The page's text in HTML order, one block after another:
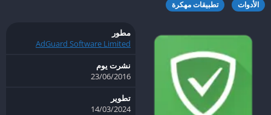
الأدوات تطبيقات مهكرة
مطور
AdGuard Software Limited
نشرت يوم
23/06/2016
تطوير
14/03/2024